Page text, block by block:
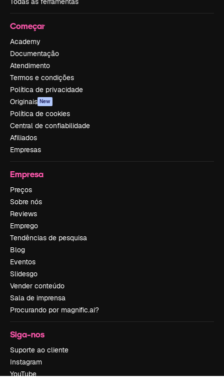
Começar
Academy
Documentação
Atendimento
Termos e condições
Política de privacidade
Originais New
Política de cookies
Central de confiabilidade
Afiliados
Empresas
Empresa
Preços
Sobre nós
Reviews
Emprego
Tendências de pesquisa
Blog
Eventos
Slidesgo
Vender conteúdo
Sala de imprensa
Procurando por magnific.ai?
Siga-nos
Suporte ao cliente
Instagram
YouTube